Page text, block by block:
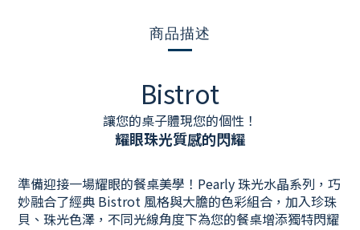
商品描述
Bistrot
讓您的桌子體現您的個性！
耀眼珠光質感的閃耀
準備迎接一場耀眼的餐桌美學！Pearly珠光水晶系列，巧
妙融合了經典 Bistrot 風格與大膽的色彩組合，加入珍珠
貝、珠光色澤，不同光線角度下為您的餐桌增添獨特閃耀